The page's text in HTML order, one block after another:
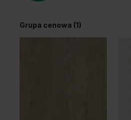
Grupa cenowa (1)